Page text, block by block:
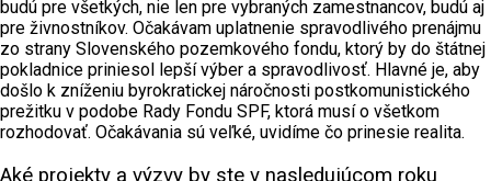
budú pre všetkých, nie len pre vybraných zamestnancov, budú aj
pre živnostníkov. Očakávam uplatnenie spravodlivého prenájmu
zo strany Slovenského pozemkového fondu, ktorý by do štátnej
pokladnice priniesol lepší výber a spravodlivosť. Hlavné je, aby
došlo k zníženiu byrokratickej náročnosti postkomunistického
prežitku v podobe Rady Fondu SPF, ktorá musí o všetkom
rozhodovať. Očakávania sú veľké, uvidíme čo prinesie realita.
Aké projekty a výzvy by ste v nasledujúcom roku